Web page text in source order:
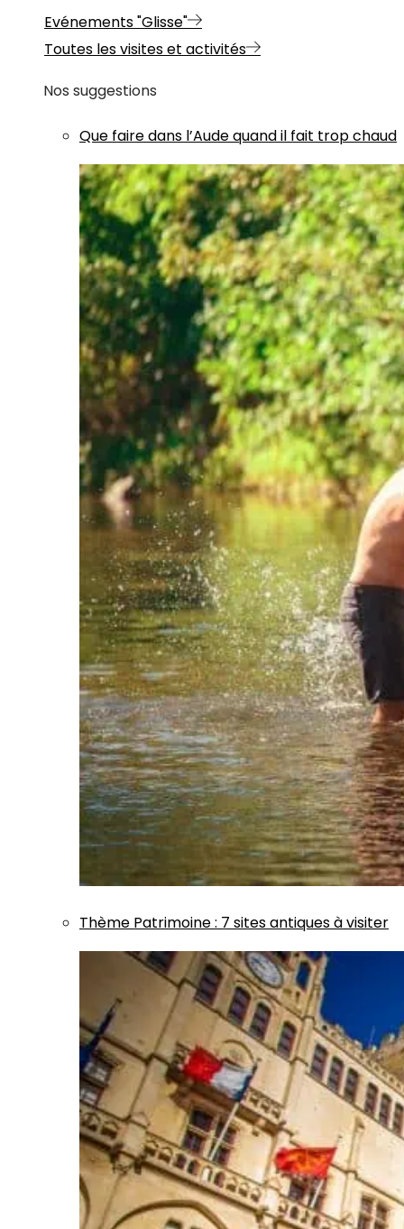
Evénements "Glisse"
Toutes les visites et activités
Nos suggestions
Que faire dans l’Aude quand il fait trop chaud
Thème Patrimoine: 7 sites antiques à visiter